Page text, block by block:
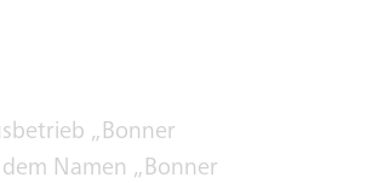
„Bonner
Namen „Bonner